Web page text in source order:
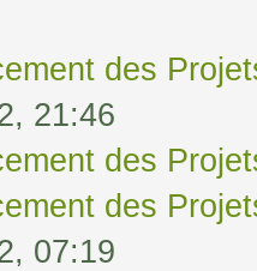
des
21:46
des
des
07:19